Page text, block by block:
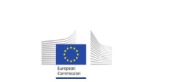
Jens Kreisel
Jeroen Dijsselbloem